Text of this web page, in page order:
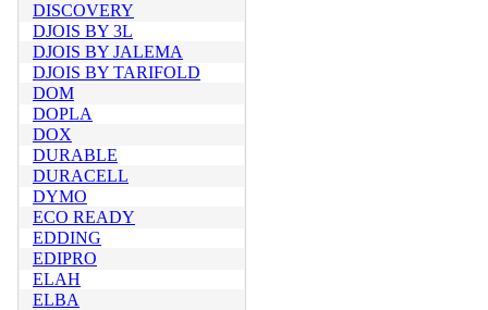
DISCOVERY
DJOIS BY 3L
DJOIS BY JALEMA
DJOIS BY TARIFOLD
DOM
DOPLA
DOX
DURABLE
DURACELL
DYMO
ECO READY
EDDING
EDIPRO
ELAH
ELBA